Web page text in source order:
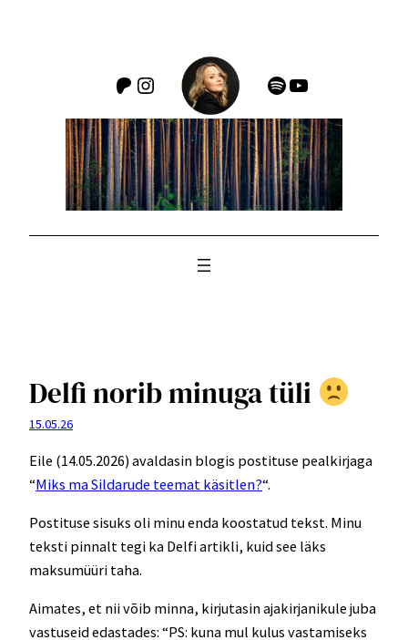
Patreon
Instagram Spotify
YouTube
Delfi norib minuga tüli
15.05.26
Eile (14.05.2026) avaldasin blogis postituse pealkirjaga
“Miks ma Sildarude teemat käsitlen?“.
Postituse sisuks oli minu enda koostatud tekst. Minu
teksti pinnalt tegi ka Delfi artikli, kuid see läks
maksumüüri taha.
Aimates, et nii võib minna, kirjutasin ajakirjanikule juba
vastuseid edastades: “PS: kuna mul kulus vastamiseks